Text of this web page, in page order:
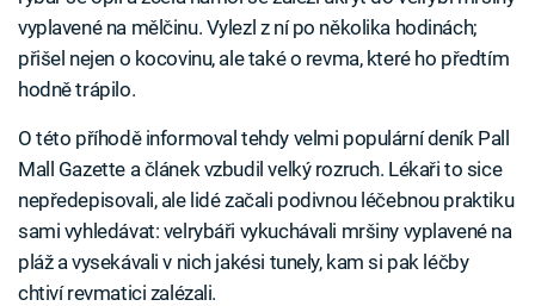
vyplavené na mělčinu. Vylezl z ní po několika hodinách;
přišel nejen o kocovinu, ale také o revma, které ho předtím
hodně trápilo.
O této příhodě informoval tehdy velmi populární deník Pall
Mall Gazette a článek vzbudil velký rozruch. Lékaři to sice
nepředepisovali, ale lidé začali podivnou léčebnou praktiku
sami vyhledávat: velrybáři vykuchávali mršiny vyplavené na
pláž a vysekávali v nich jakési tunely, kam si pak léčby
chtiví revmatici zalézali.